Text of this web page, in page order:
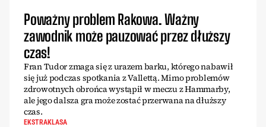
Poważny problem Rakowa. Ważny
zawodnik może pauzować przez dłuższy
czas!
Fran Tudor zmaga się z urazem barku, którego nabawił
się już podczas spotkania z Vallettą. Mimo problemów
zdrowotnych obrońca wystąpił w meczu z Hammarby,
ale jego dalsza gra może zostać przerwana na dłuższy
czas.
EKSTRAKLASA